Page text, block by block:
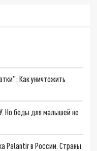
Как уничтожить
Но беды для малышей не
Palantir в России. Страны